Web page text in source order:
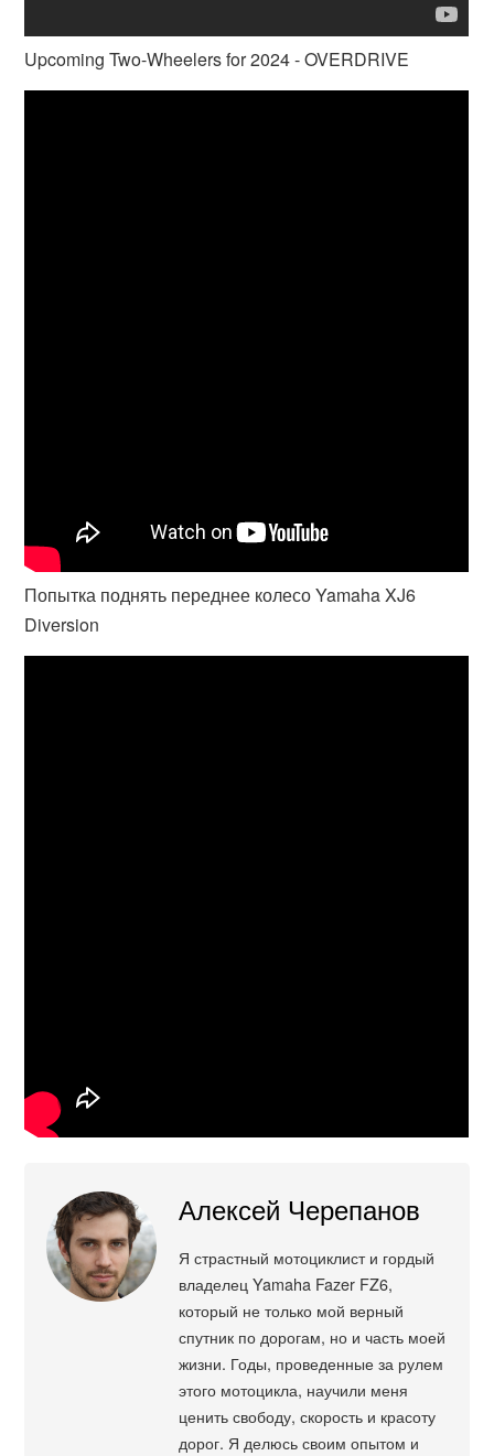
Upcoming Two-Wheelers for 2024 - OVERDRIVE
Попытка поднять переднее колесо Yamaha XJ6
Diversion
Алексей Черепанов
Я страстный мотоциклист и гордый
владелец Yamaha Fazer FZ6,
который не только мой верный
спутник по дорогам, но и часть моей
жизни. Годы, проведенные за рулем
этого мотоцикла, научили меня
ценить свободу, скорость и красоту
дорог. Я делюсь своим опытом и